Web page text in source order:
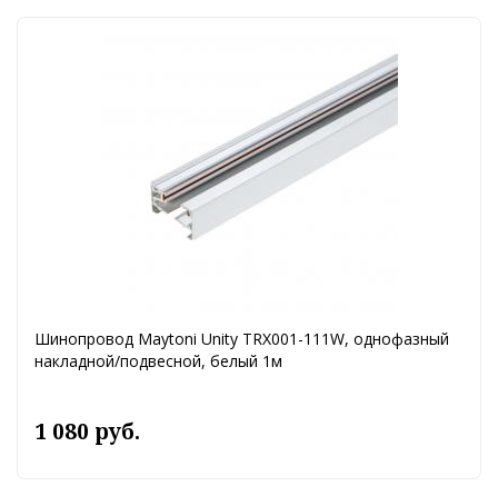
Шинопровод Maytoni Unity TRX001-111W, однофазный
накладной/подвесной, белый 1м
1 080 руб.